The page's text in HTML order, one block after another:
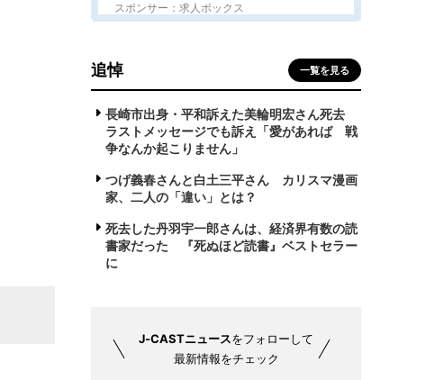
スポンサー：求人ボックス
追悼 一覧を見る
長崎市出身・平和訴えた美輪明宏さん死去
ラストメッセージでも訴え「愛があれば 戦
争なんか起こりません」
つげ義春さんと白土三平さん カリスマ漫画
家、二人の「違い」とは？
死去した丹羽宇一郎さんは、経済界有数の読
書家だった 『死ぬほど読書』ベストセラー
に
J-CASTニュースをフォローして
最新情報をチェック